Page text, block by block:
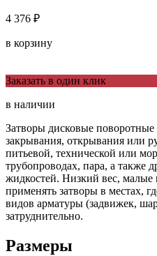
4 376 ₽
в корзину
Заказать в один клик
в наличии
Затворы дисковые поворотные
закрывания, открывания или
питьевой, технической или
трубопроводах, пара, а также
жидкостей. Низкий вес, малые
применять затворы в местах,
видов арматуры (задвижек,
затруднительно.
Размеры